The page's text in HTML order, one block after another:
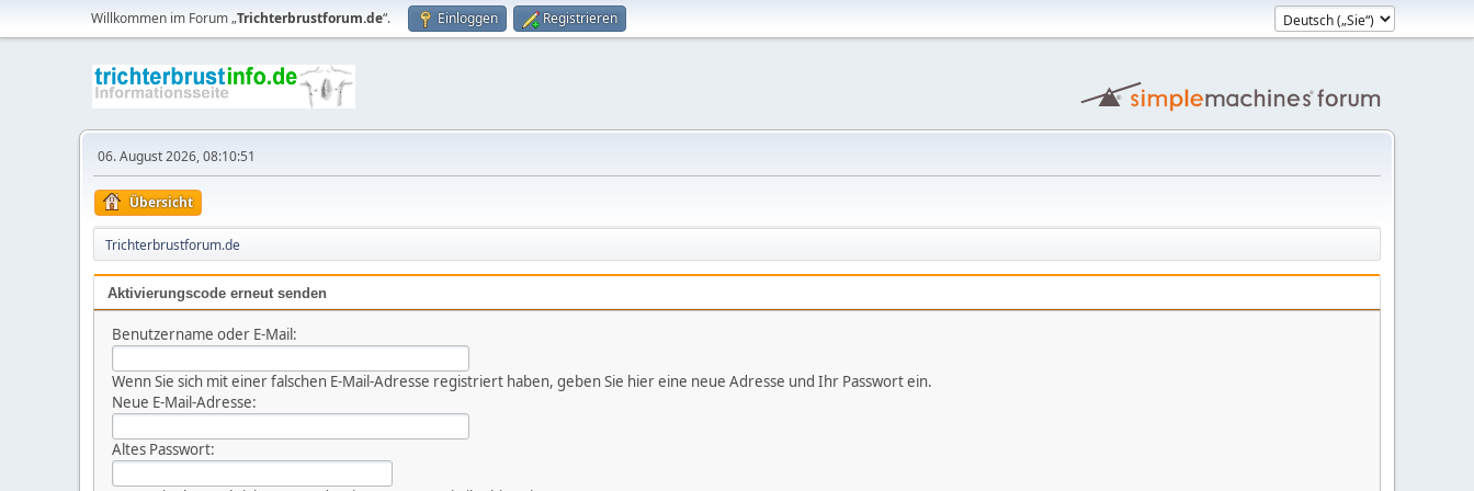
Willkommen im Forum „Trichterbrustforum.de“. Einloggen Registrieren
06. August 2026, 08:10:51
Übersicht
Trichterbrustforum.de
Aktivierungscode erneut senden
Benutzername oder E-Mail:
Wenn Sie sich mit einer falschen E-Mail-Adresse registriert haben, geben Sie hier eine neue Adresse und Ihr Passwort ein.
Neue E-Mail-Adresse:
Altes Passwort: